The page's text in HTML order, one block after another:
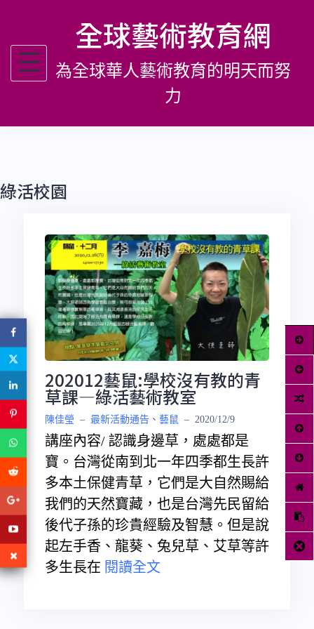
主
全球藝術教育網
為全球華人藝術教育的明天而努
力
綠活校園
202012藝鼠:學校沒有教的青
草課—綠活藝術教室
陳佳瑩 – 最新活動通告 、 藝鼠 – 2020/12/9
講座內容/ 認識身邊草，處處都是
寶。台灣從南到北一年四季都生長許
多本土保健青草，它們是大自然賜給
我們的天然寶藏，也是台灣先民留給
後代子孫的珍貴經驗及智慧。但是說
起左手香、龍葵、兔兒草、艾草等許
多生長在 閱讀全文